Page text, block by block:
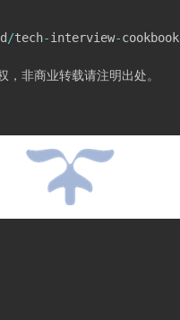
/tech-interview-cookbook
非商业转载请注明出处。